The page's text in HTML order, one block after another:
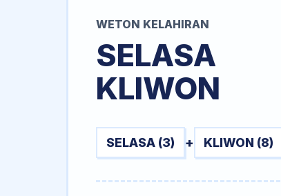
WETON KELAHIRAN
SELASA
KLIWON
SELASA (3) + KLIWON (8)